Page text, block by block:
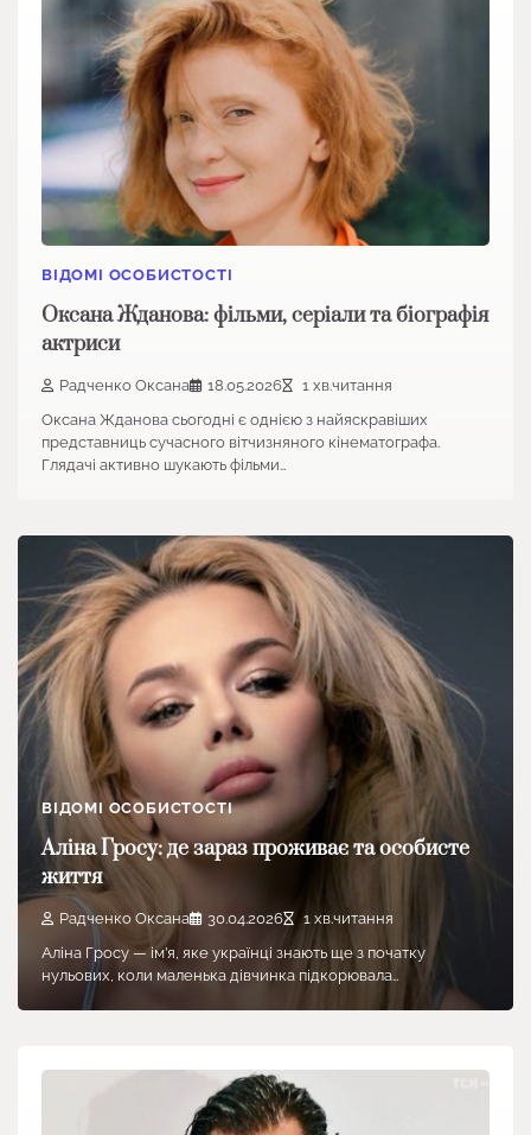
ВІДОМІ ОСОБИСТОСТІ
Оксана Жданова: фільми, серіали та біографія
актриси
Радченко Оксана 18.05.2026
1 хв.читання
Оксана Жданова сьогодні є однією з найяскравіших
представниць сучасного вітчизняного кінематографа.
Глядачі активно шукають фільми…
ВІДОМІ ОСОБИСТОСТІ
Аліна Гросу: де зараз проживає та особисте
життя
Радченко Оксана 30.04.2026
1 хв.читання
Аліна Гросу — ім’я, яке українці знають ще з початку
нульових, коли маленька дівчинка підкорювала…